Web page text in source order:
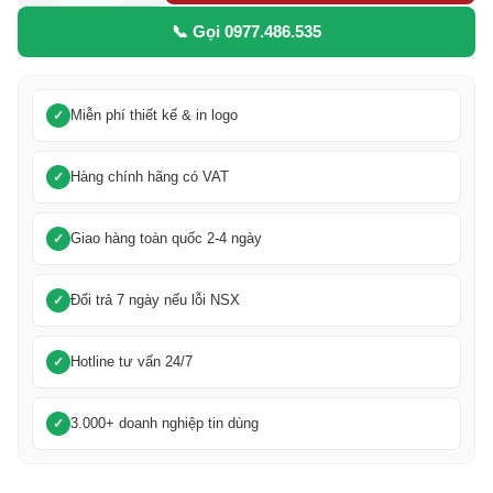
📞 Gọi 0977.486.535
Miễn phí thiết kế & in logo
Hàng chính hãng có VAT
Giao hàng toàn quốc 2-4 ngày
Đổi trả 7 ngày nếu lỗi NSX
Hotline tư vấn 24/7
3.000+ doanh nghiệp tin dùng